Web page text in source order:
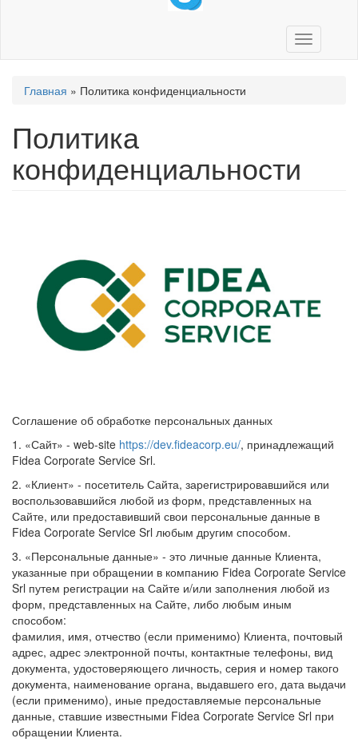
Toggle
navigation
Вы
здесь
Главная » Политика конфиденциальности
Политика
конфиденциальности
Соглашение об обработке персональных данных
1. «Сайт» - web-site https://dev.fideacorp.eu/, принадлежащий
Fidea Corporate Service Srl.
2. «Клиент» - посетитель Сайта, зарегистрировавшийся или
воспользовавшийся любой из форм, представленных на
Сайте, или предоставивший свои персональные данные в
Fidea Corporate Service Srl любым другим способом.
3. «Персональные данные» - это личные данные Клиента,
указанные при обращении в компанию Fidea Corporate Service
Srl путем регистрации на Сайте и/или заполнения любой из
форм, представленных на Сайте, либо любым иным
способом:
фамилия, имя, отчество (если применимо) Клиента, почтовый
адрес, адрес электронной почты, контактные телефоны, вид
документа, удостоверяющего личность, серия и номер такого
документа, наименование органа, выдавшего его, дата выдачи
(если применимо), иные предоставляемые персональные
данные, ставшие известными Fidea Corporate Service Srl при
обращении Клиента.